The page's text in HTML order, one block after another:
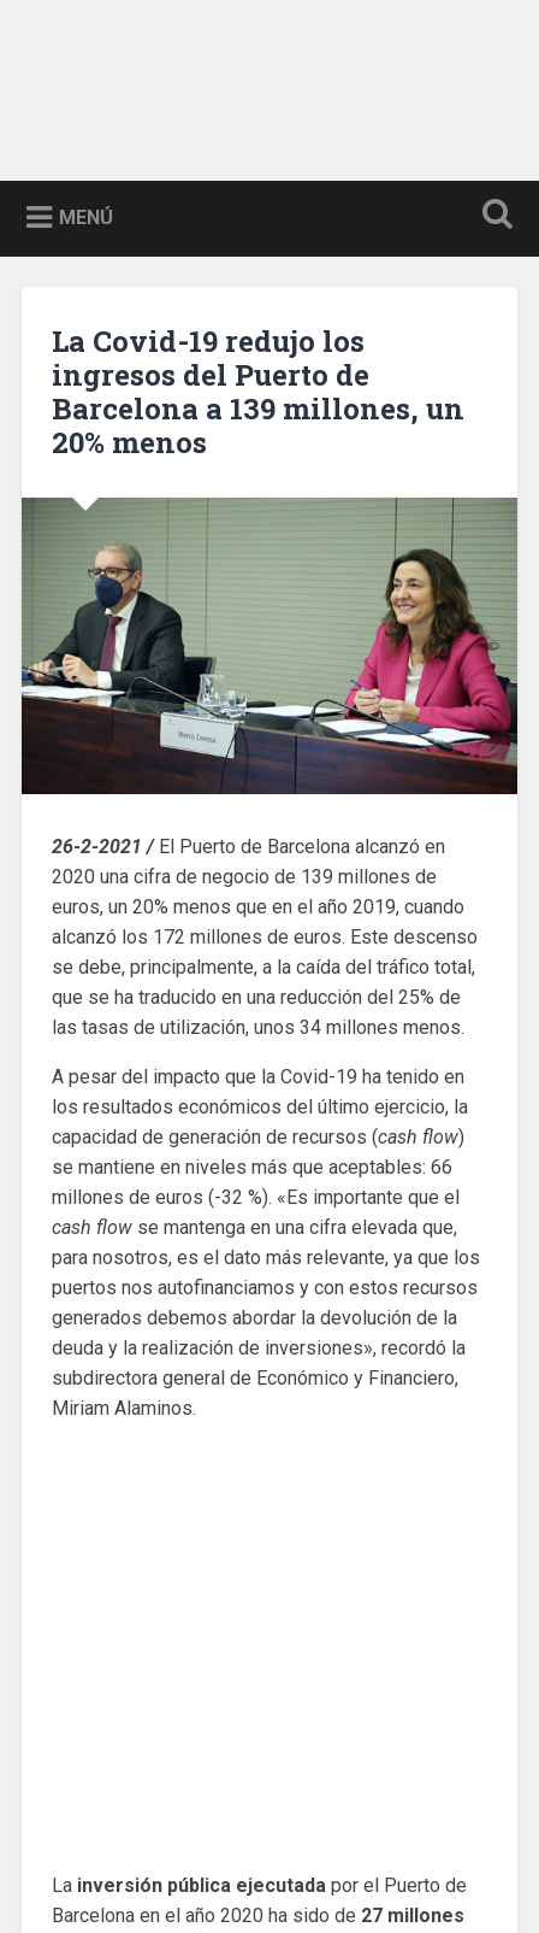
MENÚ
La Covid-19 redujo los
ingresos del Puerto de
Barcelona a 139 millones, un
20% menos
26-2-2021 / El Puerto de Barcelona alcanzó en
2020 una cifra de negocio de 139 millones de
euros, un 20% menos que en el año 2019, cuando
alcanzó los 172 millones de euros. Este descenso
se debe, principalmente, a la caída del tráfico total,
que se ha traducido en una reducción del 25% de
las tasas de utilización, unos 34 millones menos.
A pesar del impacto que la Covid-19 ha tenido en
los resultados económicos del último ejercicio, la
capacidad de generación de recursos (cash flow)
se mantiene en niveles más que aceptables: 66
millones de euros (-32 %). «Es importante que el
cash flowse mantenga en una cifra elevada que,
para nosotros, es el dato más relevante, ya que los
puertos nos autofinanciamos y con estos recursos
generados debemos abordar la devolución de la
deuda y la realización de inversiones», recordó la
subdirectora general de Económico y Financiero,
Miriam Alaminos.
La inversión pública ejecutadapor el Puerto de
Barcelona en el año 2020 ha sido de 27 millones